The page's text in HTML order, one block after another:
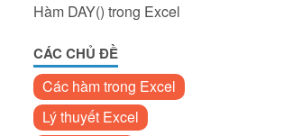
Hàm DAY() trong Excel
CÁC CHỦ ĐỀ
Các hàm trong Excel
Lý thuyết Excel